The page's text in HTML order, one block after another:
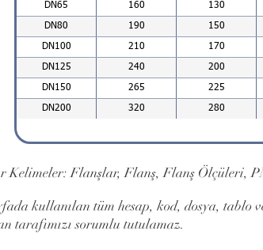
DN65 160 130
DN80 190 150
DN100 210 170
DN125 240 200
DN150 265 225
DN200 320 280
Kelimeler: Flanşlar, Flanş, Flanş Ölçüleri,
kullanılan tüm hesap, kod, dosya, tablo
tarafımızı sorumlu tutulamaz.